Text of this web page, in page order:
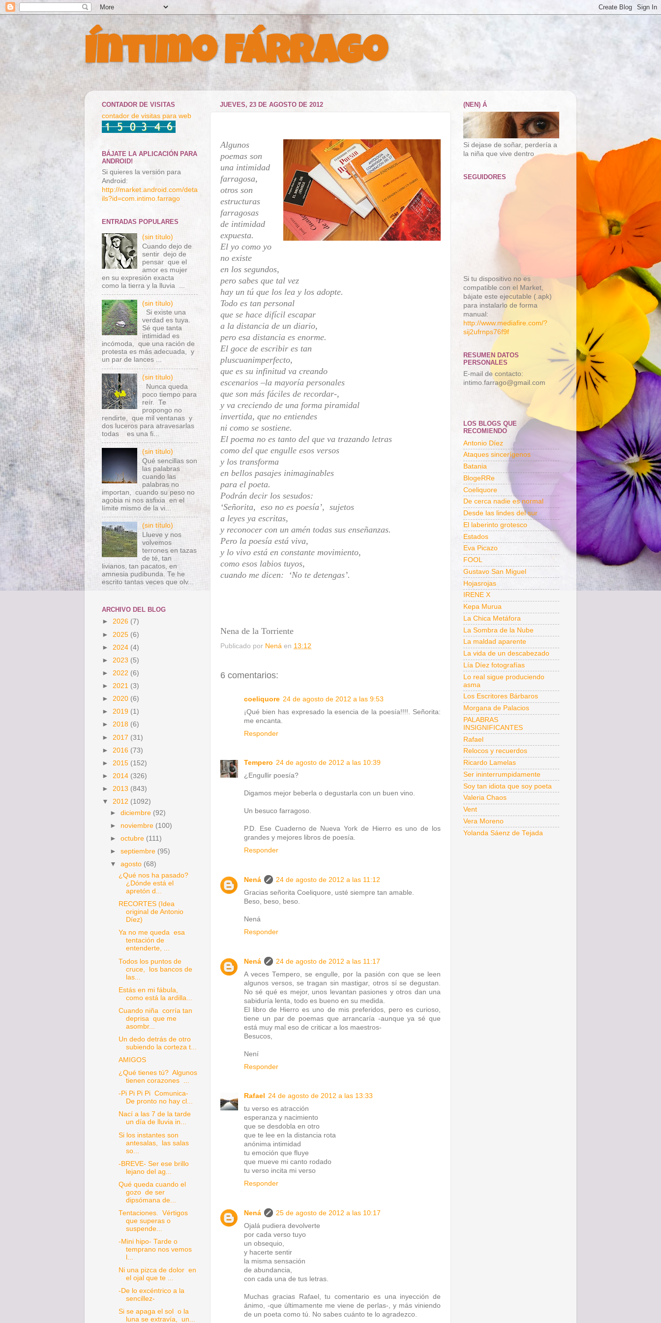
Íntimo Fárrago
JUEVES, 23 DE AGOSTO DE 2012
Algunos
poemas son
una intimidad
farragosa,
otros son
estructuras
farragosas
de intimidad
expuesta.
El yo como yo
no existe
en los segundos,
pero sabes que tal vez
hay un tú que los lea y los adopte.
Todo es tan personal
que se hace difícil escapar
a la distancia de un diario,
pero esa distancia es enorme.
El goce de escribir es tan
pluscuanimperfecto,
que es su infinitud va creando
escenarios –la mayoría personales
que son más fáciles de recordar-,
y va creciendo de una forma piramidal
invertida, que no entiendes
ni como se sostiene.
El poema no es tanto del que va trazando letras
como del que engulle esos versos
y los transforma
en bellos pasajes inimaginables
para el poeta.
Podrán decir los sesudos:
‘Señorita, eso no es poesía’, sujetos
a leyes ya escritas,
y reconocer con un amén todas sus enseñanzas.
Pero la poesía está viva,
y lo vivo está en constante movimiento,
como esos labios tuyos,
cuando me dicen: ‘No te detengas’.
Nena de la Torriente
Publicado por Nená en 13:12
6 comentarios:
coeliquore 24 de agosto de 2012 a las 9:53
¡Qué bien has expresado la esencia de la poesía!!!!. Señorita:
me encanta.
Responder
Tempero 24 de agosto de 2012 a las 10:39
¿Engullir poesía?
Digamos mejor beberla o degustarla con un buen vino.
Un besuco farragoso.
P.D. Ese Cuaderno de Nueva York de Hierro es uno de los
grandes y mejores libros de poesía.
Responder
Nená
24 de agosto de 2012 a las 11:12
Gracias señorita Coeliquore, usté siempre tan amable.
Beso, beso, beso.
Nená
Responder
Nená
24 de agosto de 2012 a las 11:17
A veces Tempero, se engulle, por la pasión con que se leen
algunos versos, se tragan sin mastigar, otros sí se degustan.
No sé qué es mejor, unos levantan pasiones y otros dan una
sabiduría lenta, todo es bueno en su medida.
El libro de Hierro es uno de mis preferidos, pero es curioso,
tiene un par de poemas que arrancaría -aunque ya sé que
está muy mal eso de criticar a los maestros-
Besucos,
Není
Responder
Rafael
24 de agosto de 2012 a las 13:33
tu verso es atracción
esperanza y nacimiento
que se desdobla en otro
que te lee en la distancia rota
anónima intimidad
tu emoción que fluye
que mueve mi canto rodado
tu verso incita mi verso
Responder
Nená
25 de agosto de 2012 a las 10:17
Ojalá pudiera devolverte
por cada verso tuyo
un obsequio,
y hacerte sentir
la misma sensación
de abundancia,
con cada una de tus letras.
Muchas gracias Rafael, tu comentario es una inyección de
ánimo, -que últimamente me viene de perlas-, y más viniendo
de un poeta como tú. No sabes cuánto te lo agradezco.
CONTADOR DE VISITAS
contador de visitas para web
BÁJATE LA APLICACIÓN PARA
ANDROID!
Si quieres la versión para
Android:
http://market.android.com/deta
ils?id=com.intimo.farrago
ENTRADAS POPULARES
(sin título)
Cuando dejo de
sentir dejo de
pensar que el
amor es mujer
en su expresión exacta
como la tierra y la lluvia ...
(sin título)
Si existe una
verdad es tuya.
Sé que tanta
intimidad es
incómoda, que una ración de
protesta es más adecuada, y
un par de lances ...
(sin título)
Nunca queda
poco tiempo para
reír. Te
propongo no
rendirte, que mil ventanas y
dos luceros para atravesarlas
todas es una fi...
(sin título)
Qué sencillas son
las palabras
cuando las
palabras no
importan, cuando su peso no
agobia ni nos asfixia en el
límite mismo de la vi...
(sin título)
Llueve y nos
volvemos
terrones en tazas
de té, tan
livianos, tan pacatos, en
amnesia pudibunda. Te he
escrito tantas veces que olv...
ARCHIVO DEL BLOG
► 2026 (7)
► 2025 (6)
► 2024 (4)
► 2023 (5)
► 2022 (6)
► 2021 (3)
► 2020 (6)
► 2019 (1)
► 2018 (6)
► 2017 (31)
► 2016 (73)
► 2015 (152)
► 2014 (326)
► 2013 (843)
▼ 2012 (1092)
►diciembre (92)
► noviembre (100)
►octubre (111)
►septiembre (95)
▼agosto (68)
¿Qué nos ha pasado?
¿Dónde está el
apretón d...
RECORTES (Idea
original de Antonio
Díez)
Ya no me queda esa
tentación de
entenderte, ...
Todos los puntos de
cruce, los bancos de
las...
Estás en mi fábula,
como está la ardilla...
Cuando niña corría tan
deprisa que me
asombr...
Un dedo detrás de otro
subiendo la corteza t...
AMIGOS
¿Qué tienes tú? Algunos
tienen corazones ...
-Pi Pi Pi Pi Comunica-
De pronto no hay cl...
Nací a las 7 de la tarde
un día de lluvia in...
Si los instantes son
antesalas, las salas
so...
-BREVE- Ser ese brillo
lejano del ag...
Qué queda cuando el
gozo de ser
dipsómana de...
Tentaciones. Vértigos
que superas o
suspende...
-Mini hipo- Tarde o
temprano nos vemos
l...
Ni una pizca de dolor en
el ojal que te ...
-De lo excéntrico a la
sencillez-
Si se apaga el sol o la
luna se extravía, un...
(NEN) Á
Si dejase de soñar, perdería a
la niña que vive dentro
SEGUIDORES
Si tu dispositivo no es
compatible con el Market,
bájate este ejecutable (.apk)
para instalarlo de forma
manual:
http://www.mediafire.com/?
sij2ufrnps76f9f
RESUMEN DATOS
PERSONALES
E-mail de contacto:
intimo.farrago@gmail.com
LOS BLOGS QUE
RECOMIENDO
Antonio Díez
Ataques sincerígenos
Batania
BlogeRRe
Coeliquore
De cerca nadie es normal
Desde las lindes del sur
El laberinto grotesco
Estados
Eva Picazo
FOOL
Gustavo San Miguel
Hojasrojas
IRENE X
Kepa Murua
La Chica Metáfora
La Sombra de la Nube
La maldad aparente
La vida de un descabezado
Lía Díez fotografías
Lo real sigue produciendo
asma
Los Escritores Bárbaros
Morgana de Palacios
PALABRAS
INSIGNIFICANTES
Rafael
Relocos y recuerdos
Ricardo Lamelas
Ser ininterrumpidamente
Soy tan idiota que soy poeta
Valeria Chaos
Vent
Vera Moreno
Yolanda Sáenz de Tejada